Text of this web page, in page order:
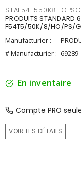
PRODUITS STANDARD
F54T5/50K/8/HO/PS/
Manufacturier :
# Manufacturier : 69289
En inventaire
Compte PRO
VOIR LES DÉTAILS